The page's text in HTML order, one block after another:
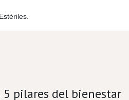
Estériles
5 pilares del bienestar